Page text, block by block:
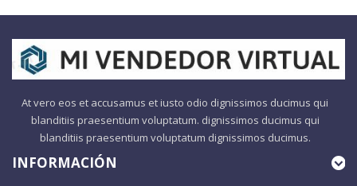
At vero eos et accusamus et iusto odio dignissimos ducimus qui
blanditiis praesentium voluptatum. dignissimos ducimus qui
blanditiis praesentium voluptatum dignissimos ducimus.
INFORMACIÓN